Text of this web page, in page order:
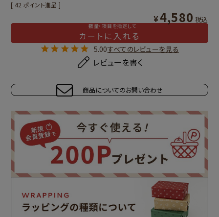
[ 42 ポイント進呈 ]
¥4,580 税込
数量・項目を指定して
カートに入れる
5.00すべてのレビューを見る
レビューを書く
商品についてのお問い合わせ